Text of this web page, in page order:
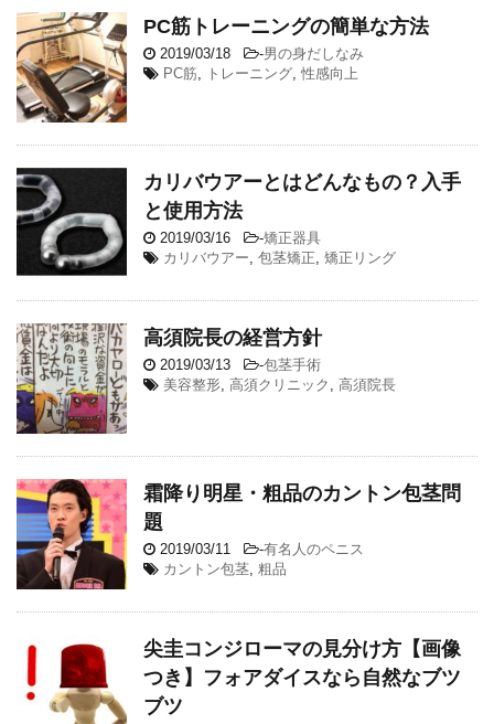
PC筋トレーニングの簡単な方法
2019/03/18 -男の身だしなみ
PC筋, トレーニング, 性感向上
カリバウアーとはどんなもの？入手
と使用方法
2019/03/16 -矯正器具
カリバウアー, 包茎矯正, 矯正リング
高須院長の経営方針
2019/03/13 -包茎手術
美容整形, 高須クリニック , 高須院長
霜降り明星・粗品のカントン包茎問
題
2019/03/11 -有名人のペニス
カントン包茎, 粗品
尖圭コンジローマの見分け方【画像
つき】フォアダイスなら自然なブツ
ブツ